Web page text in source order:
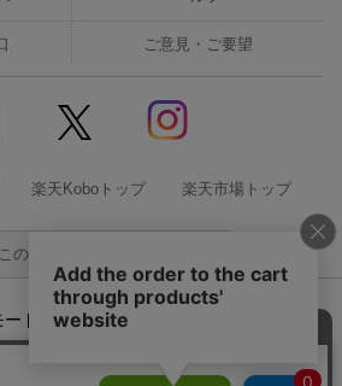
ご意見・ご要望
楽天Koboトップ 楽天市場トップ
このページの先頭に戻る
ド モバイル
保護方針